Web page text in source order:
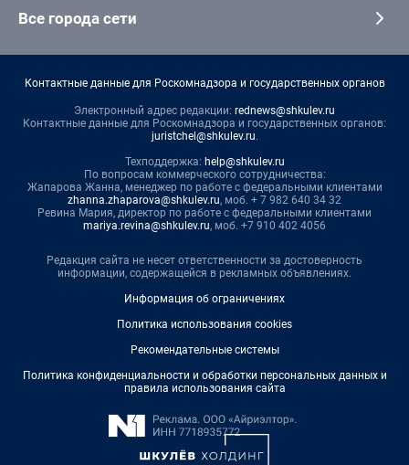
Все города сети
Контактные данные для Роскомнадзора и государственных органов
Электронный адрес редакции: rednews@shkulev.ru
Контактные данные для Роскомнадзора и государственных органов:
juristchel@shkulev.ru.
Техподдержка: help@shkulev.ru
По вопросам коммерческого сотрудничества:
Жапарова Жанна, менеджер по работе с федеральными клиентами
zhanna.zhaparova@shkulev.ru, моб. + 7 982 640 34 32
Ревина Мария, директор по работе с федеральными клиентами
mariya.revina@shkulev.ru, моб. +7 910 402 4056
Редакция сайта не несет ответственности за достоверность
информации, содержащейся в рекламных объявлениях.
Информация об ограничениях
Политика использования cookies
Рекомендательные системы
Политика конфиденциальности и обработки персональных данных и
правила использования сайта